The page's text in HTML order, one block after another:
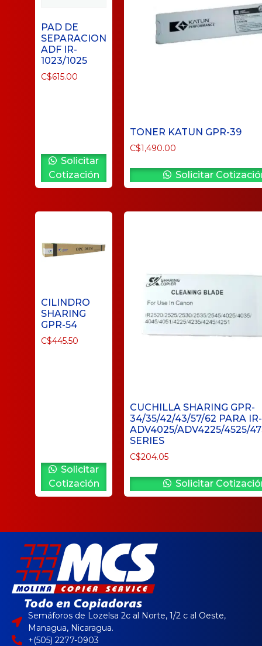
PAD DE
SEPARACION
ADF IR-
1023/1025
C$615.00
Solicitar
Cotización
TONER KATUN GPR-39
C$1,490.00
Solicitar
CILINDRO
SHARING
GPR-54
C$445.50
Solicitar
Cotización
CUCHILLA SHARING GPR-
34/35/42/43/57/62 PARA IR-
ADV4025/ADV4225/4525/
SERIES
C$204.05
Solicitar
Semáforos de Lozelsa 2c al Norte, 1/2 c al Oeste,
Managua, Nicaragua.
+(505) 2277-0903